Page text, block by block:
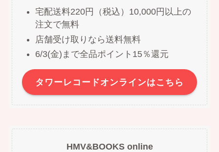
宅配送料220円（税込）10,000円以上の
注文で無料
店舗受け取りなら送料無料
6/3(金)まで全品ポイント15％還元
タワーレコードオンラインはこちら
HMV&BOOKS online